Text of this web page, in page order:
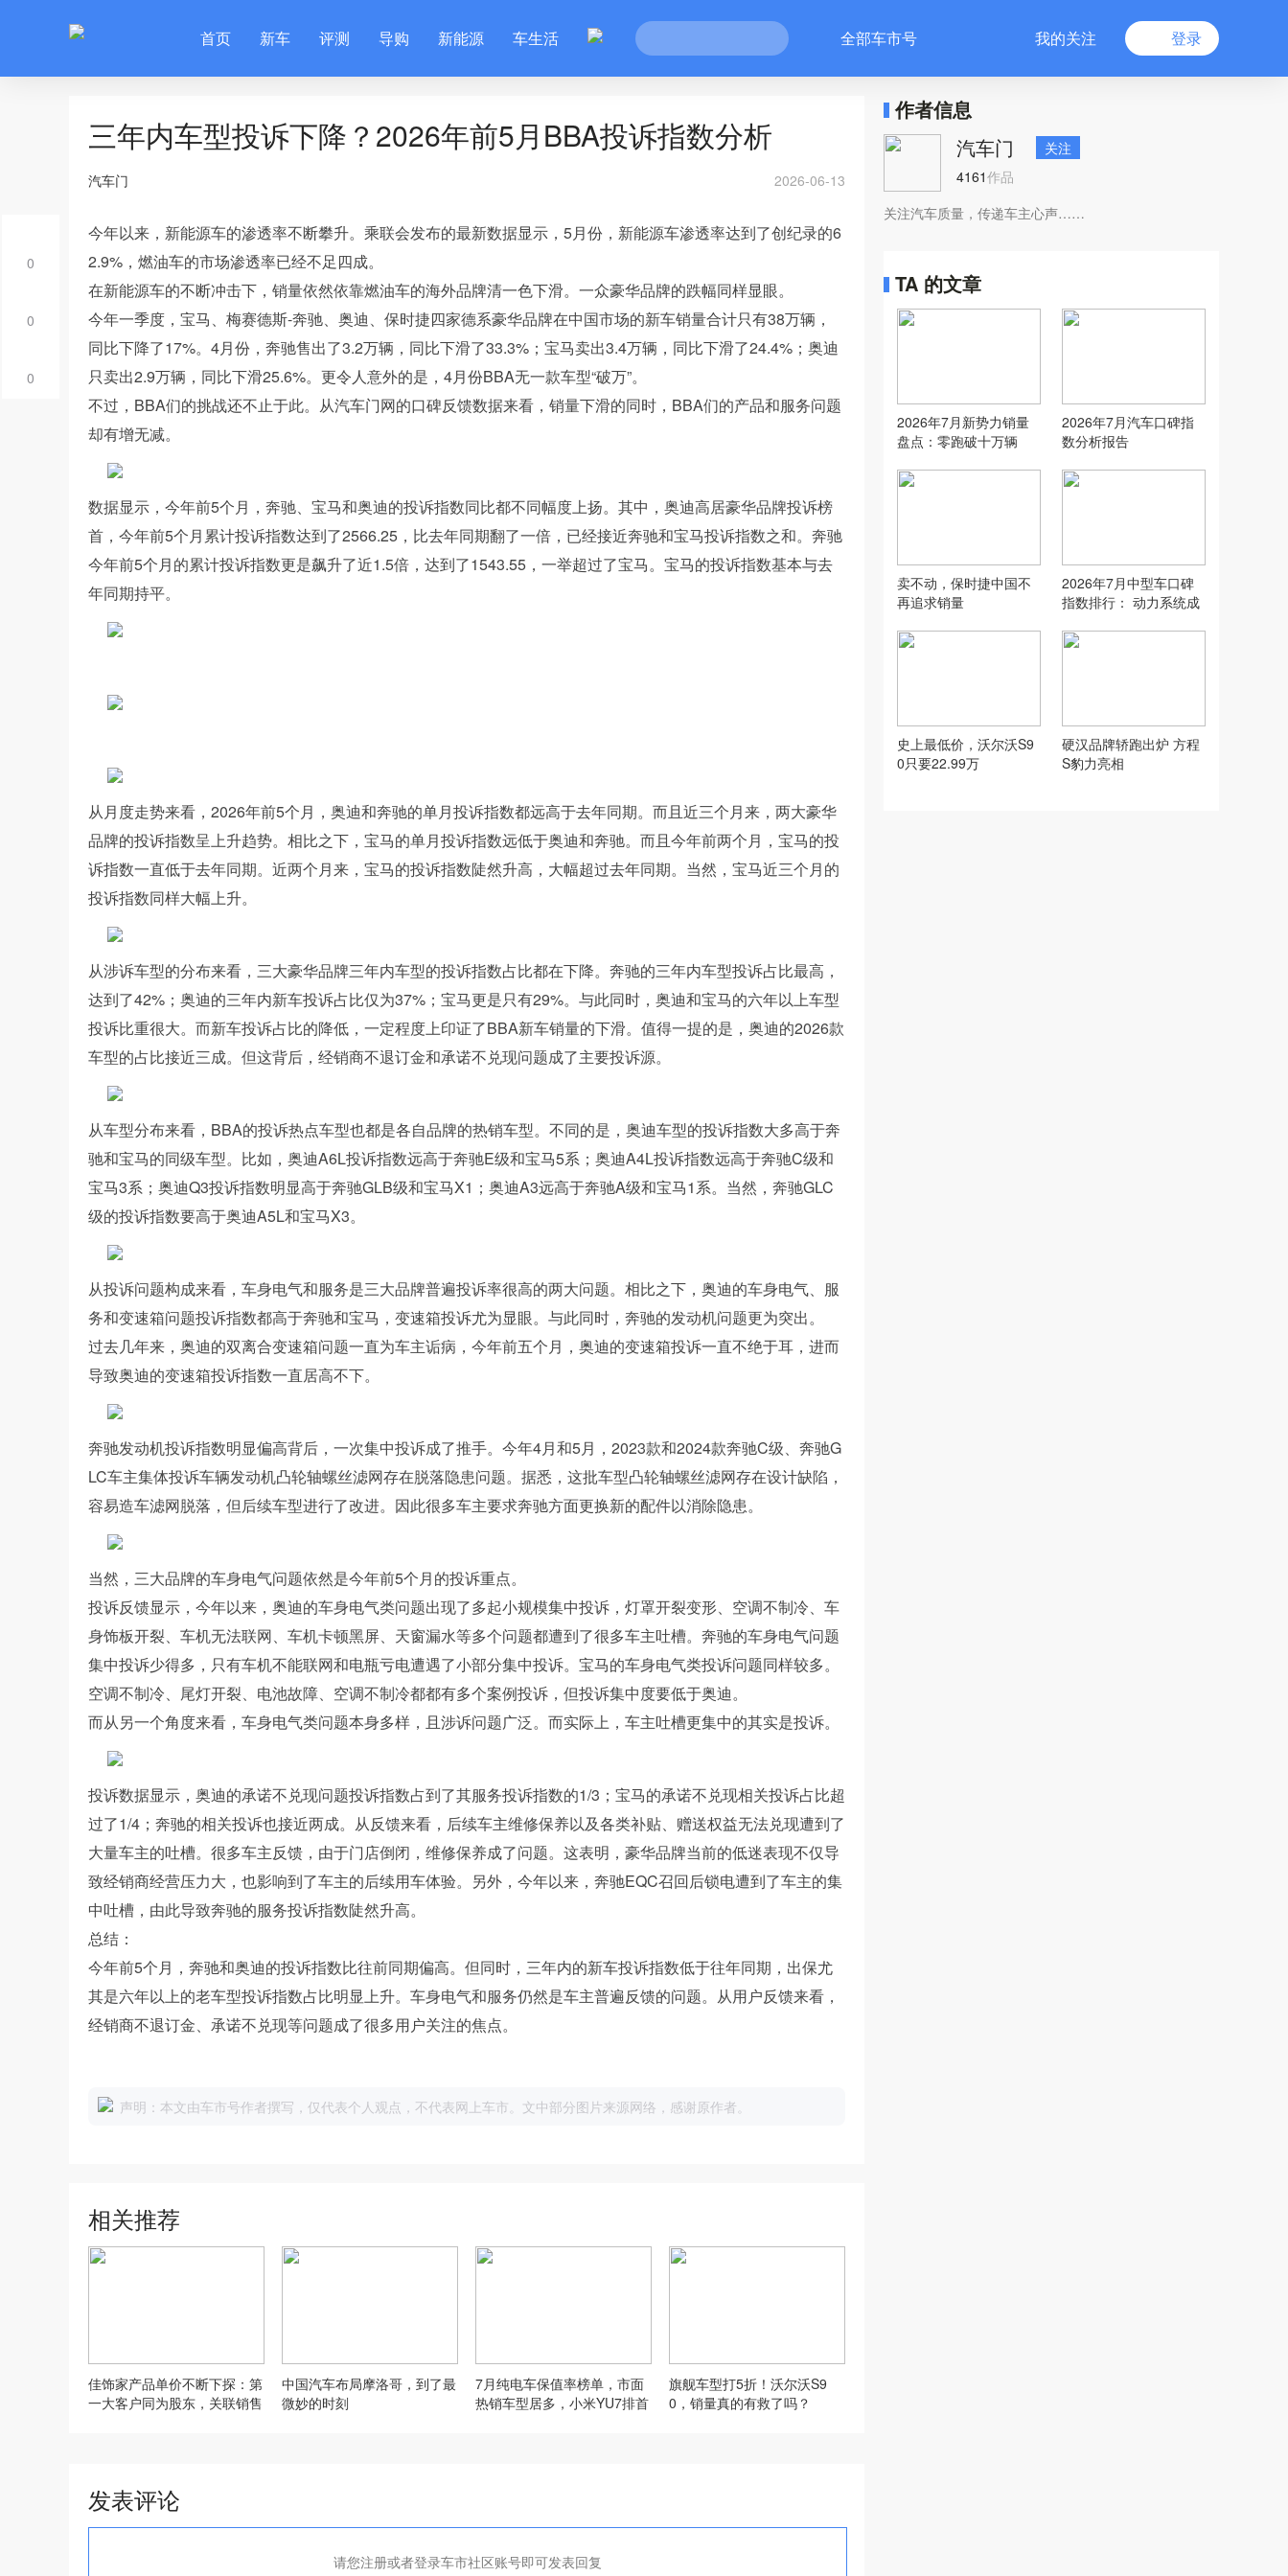
首页 新车 评测 导购 新能源 车生活 全部车市号 我的关注 登录
0
0
0
三年内车型投诉下降？2026年前5月BBA投诉指数分析
汽车门 2026-06-13
今年以来，新能源车的渗透率不断攀升。乘联会发布的最新数据显示，5月份，新能源车渗透率达到了创纪录的6
2.9%，燃油车的市场渗透率已经不足四成。
在新能源车的不断冲击下，销量依然依靠燃油车的海外品牌清一色下滑。一众豪华品牌的跌幅同样显眼。
今年一季度，宝马、梅赛德斯-奔驰、奥迪、保时捷四家德系豪华品牌在中国市场的新车销量合计只有38万辆，
同比下降了17%。4月份，奔驰售出了3.2万辆，同比下滑了33.3%；宝马卖出3.4万辆，同比下滑了24.4%；奥迪
只卖出2.9万辆，同比下滑25.6%。更令人意外的是，4月份BBA无一款车型“破万”。
不过，BBA们的挑战还不止于此。从汽车门网的口碑反馈数据来看，销量下滑的同时，BBA们的产品和服务问题
却有增无减。
数据显示，今年前5个月，奔驰、宝马和奥迪的投诉指数同比都不同幅度上扬。其中，奥迪高居豪华品牌投诉榜
首，今年前5个月累计投诉指数达到了2566.25，比去年同期翻了一倍，已经接近奔驰和宝马投诉指数之和。奔驰
今年前5个月的累计投诉指数更是飙升了近1.5倍，达到了1543.55，一举超过了宝马。宝马的投诉指数基本与去
年同期持平。
从月度走势来看，2026年前5个月，奥迪和奔驰的单月投诉指数都远高于去年同期。而且近三个月来，两大豪华
品牌的投诉指数呈上升趋势。相比之下，宝马的单月投诉指数远低于奥迪和奔驰。而且今年前两个月，宝马的投
诉指数一直低于去年同期。近两个月来，宝马的投诉指数陡然升高，大幅超过去年同期。当然，宝马近三个月的
投诉指数同样大幅上升。
从涉诉车型的分布来看，三大豪华品牌三年内车型的投诉指数占比都在下降。奔驰的三年内车型投诉占比最高，
达到了42%；奥迪的三年内新车投诉占比仅为37%；宝马更是只有29%。与此同时，奥迪和宝马的六年以上车型
投诉比重很大。而新车投诉占比的降低，一定程度上印证了BBA新车销量的下滑。值得一提的是，奥迪的2026款
车型的占比接近三成。但这背后，经销商不退订金和承诺不兑现问题成了主要投诉源。
从车型分布来看，BBA的投诉热点车型也都是各自品牌的热销车型。不同的是，奥迪车型的投诉指数大多高于奔
驰和宝马的同级车型。比如，奥迪A6L投诉指数远高于奔驰E级和宝马5系；奥迪A4L投诉指数远高于奔驰C级和
宝马3系；奥迪Q3投诉指数明显高于奔驰GLB级和宝马X1；奥迪A3远高于奔驰A级和宝马1系。当然，奔驰GLC
级的投诉指数要高于奥迪A5L和宝马X3。
从投诉问题构成来看，车身电气和服务是三大品牌普遍投诉率很高的两大问题。相比之下，奥迪的车身电气、服
务和变速箱问题投诉指数都高于奔驰和宝马，变速箱投诉尤为显眼。与此同时，奔驰的发动机问题更为突出。
过去几年来，奥迪的双离合变速箱问题一直为车主诟病，今年前五个月，奥迪的变速箱投诉一直不绝于耳，进而
导致奥迪的变速箱投诉指数一直居高不下。
奔驰发动机投诉指数明显偏高背后，一次集中投诉成了推手。今年4月和5月，2023款和2024款奔驰C级、奔驰G
LC车主集体投诉车辆发动机凸轮轴螺丝滤网存在脱落隐患问题。据悉，这批车型凸轮轴螺丝滤网存在设计缺陷，
容易造车滤网脱落，但后续车型进行了改进。因此很多车主要求奔驰方面更换新的配件以消除隐患。
当然，三大品牌的车身电气问题依然是今年前5个月的投诉重点。
投诉反馈显示，今年以来，奥迪的车身电气类问题出现了多起小规模集中投诉，灯罩开裂变形、空调不制冷、车
身饰板开裂、车机无法联网、车机卡顿黑屏、天窗漏水等多个问题都遭到了很多车主吐槽。奔驰的车身电气问题
集中投诉少得多，只有车机不能联网和电瓶亏电遭遇了小部分集中投诉。宝马的车身电气类投诉问题同样较多。
空调不制冷、尾灯开裂、电池故障、空调不制冷都都有多个案例投诉，但投诉集中度要低于奥迪。
而从另一个角度来看，车身电气类问题本身多样，且涉诉问题广泛。而实际上，车主吐槽更集中的其实是投诉。
投诉数据显示，奥迪的承诺不兑现问题投诉指数占到了其服务投诉指数的1/3；宝马的承诺不兑现相关投诉占比超
过了1/4；奔驰的相关投诉也接近两成。从反馈来看，后续车主维修保养以及各类补贴、赠送权益无法兑现遭到了
大量车主的吐槽。很多车主反馈，由于门店倒闭，维修保养成了问题。这表明，豪华品牌当前的低迷表现不仅导
致经销商经营压力大，也影响到了车主的后续用车体验。另外，今年以来，奔驰EQC召回后锁电遭到了车主的集
中吐槽，由此导致奔驰的服务投诉指数陡然升高。
总结：
今年前5个月，奔驰和奥迪的投诉指数比往前同期偏高。但同时，三年内的新车投诉指数低于往年同期，出保尤
其是六年以上的老车型投诉指数占比明显上升。车身电气和服务仍然是车主普遍反馈的问题。从用户反馈来看，
经销商不退订金、承诺不兑现等问题成了很多用户关注的焦点。
声明：本文由车市号作者撰写，仅代表个人观点，不代表网上车市。文中部分图片来源网络，感谢原作者。
相关推荐
佳饰家产品单价不断下探：第
一大客户同为股东，关联销售
中国汽车布局摩洛哥，到了最
微妙的时刻
7月纯电车保值率榜单，市面
热销车型居多，小米YU7排首
旗舰车型打5折！沃尔沃S9
0，销量真的有救了吗？
发表评论
请您注册或者登录车市社区账号即可发表回复
作者信息
汽车门
关注
4161作品
关注汽车质量，传递车主心声……
TA 的文章
2026年7月新势力销量
盘点：零跑破十万辆
2026年7月汽车口碑指
数分析报告
卖不动，保时捷中国不
再追求销量
2026年7月中型车口碑
指数排行： 动力系统成
史上最低价，沃尔沃S9
0只要22.99万
硬汉品牌轿跑出炉 方程
S豹力亮相